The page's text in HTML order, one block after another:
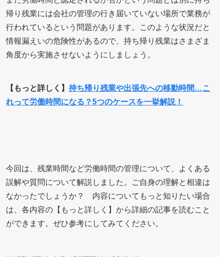
帰り残業には会社の管理の行き届いていない場所で業務が
行われているという問題があります。このような状況だと
情報漏えいの危険性があるので、持ち帰り残業はさまざま
角度から実施させないようにしましょう。
【もっと詳しく】 持ち帰り残業や出張先への移動時間…こ
れって労働時間になる？5つのケースを一挙解説！
今回は、残業時間など労働時間の管理について、よくある
誤解や質問について解説しました。ご自身の理解と相違は
なかったでしょうか？ 内容についてもっと知りたい場合
は、各内容の【もっと詳しく】から詳細の記事を読むこと
ができます。ぜひ参考にしてみてください。